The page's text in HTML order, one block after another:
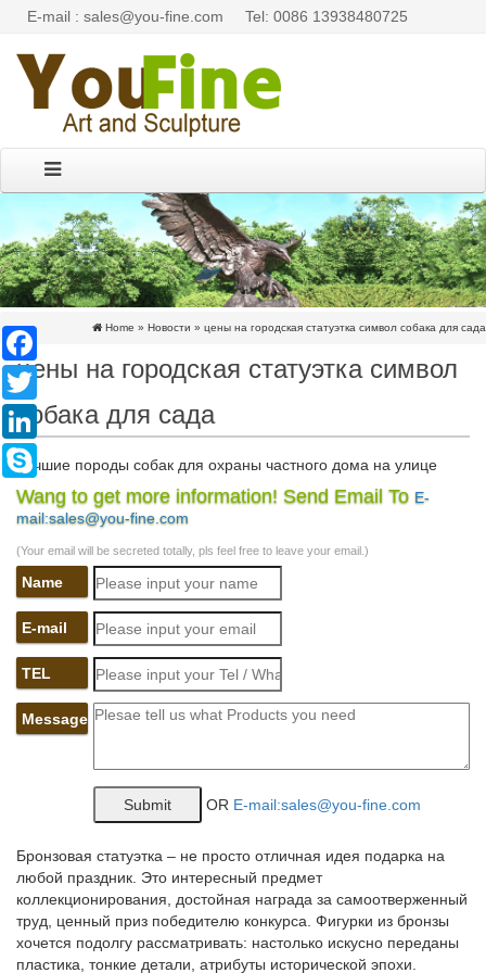
E-mail : sales@you-fine.com Tel: 0086 13938480725
Home » Новости » цены на городская статуэтка символ собака для сада
цены на городская статуэтка символ
собака для сада
Лучшие породы собак для охраны частного дома на улице
или…
Если вам нужна собака для охраны дома на улице, или
квартиры, то немецкая овчарка – идеальный выбор. Эта
порода очень хорошо поддаётся дрессировке, надолго
запоминает команды даже после продолжительного
«простоя»…
Гороскоп на сегодня – для знака зодиака Дева – Гороскопы
Mail.Ru
Любовный гороскоп на 2018 год. Друг человека: что принесет
нам Желтая Земляная Собака. Лучшие подарки для разных
разным знакам зодиака. Лунный календарь стрижек и ухода за
волосами на декабрь 2017.
Кофточка для новорожденных спицами свитер на.
ТОП-15 лучших пород собак для детей
Однако собаки этой породы склонны к громкому лаю. На
Wang to get more information! Send Email To E-
mail:sales@you-fine.com
(Your email will be secreted totally, pls feel free to leave your email.)
Name
E-mail
TEL
Message
OR E-mail:sales@you-fine.com
Бронзовая статуэтка – не просто отличная идея подарка на
любой праздник. Это интересный предмет
коллекционирования, достойная награда за самоотверженный
труд, ценный приз победителю конкурса. Фигурки из бронзы
хочется подолгу рассматривать: настолько искусно переданы
пластика, тонкие детали, атрибуты исторической эпохи.
Facebook
Twitter
LinkedIn